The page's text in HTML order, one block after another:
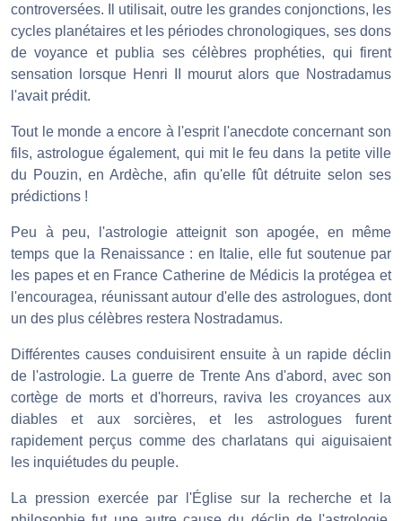
controversées. Il utilisait, outre les grandes conjonctions, les
cycles planétaires et les périodes chronologiques, ses dons
de voyance et publia ses célèbres prophéties, qui firent
sensation lorsque Henri II mourut alors que Nostradamus
l'avait prédit.
Tout le monde a encore à l'esprit l'anecdote concernant son
fils, astrologue également, qui mit le feu dans la petite ville
du Pouzin, en Ardèche, afin qu'elle fût détruite selon ses
prédictions !
Peu à peu, l'astrologie atteignit son apogée, en même
temps que la Renaissance : en Italie, elle fut soutenue par
les papes et en France Catherine de Médicis la protégea et
l'encouragea, réunissant autour d'elle des astrologues, dont
un des plus célèbres restera Nostradamus.
Différentes causes conduisirent ensuite à un rapide déclin
de l'astrologie. La guerre de Trente Ans d'abord, avec son
cortège de morts et d'horreurs, raviva les croyances aux
diables et aux sorcières, et les astrologues furent
rapidement perçus comme des charlatans qui aiguisaient
les inquiétudes du peuple.
La pression exercée par l'Église sur la recherche et la